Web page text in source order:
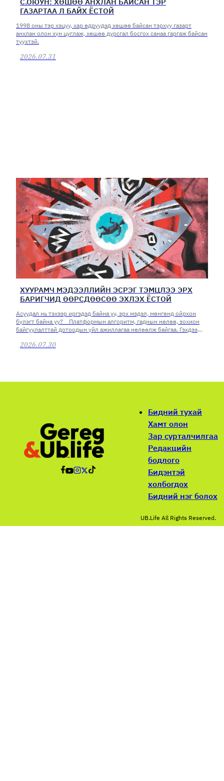
ГАЗАРТАА Л БАЙХ ЁСТОЙ
1998 оны тэр хэцүү, хар өдрүүдэд хөшөө байсан тэрхүү газарт
анхлан олон хүн цуглаж, хөшөө дурсгал босгох санаа гаргаж байсан
түүхтэй.
2026.07.31
ХУУРАМЧ МЭДЭЭЛЛИЙН ЭСРЭГ ТЭМЦЛЭЭ ЭРХ
БАРИГЧИД ӨӨРСДӨӨСӨӨ ЭХЛЭХ ЁСТОЙ
Асуудал нь тэхээр иргэдэд байна уу, эрх мэдэл, мөнгөнд ойрхон
бүлэгт байна уу? Платформын алгоритм, гаднын нөлөө, зохион
байгуулалттай дотоодын үйл ажиллагаа нөлөөлж байгаа. Гэхдээ
2026.07.30
Бидний тухай
Хамт олон
Зар сурталчилгаа
Редакцийн
бодлого
Бидэнтэй
холбогдох
Бидний нэг болох
UB.Life All Rights Reserved.